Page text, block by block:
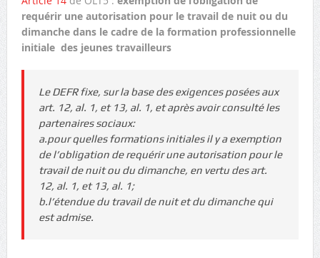
requérir une autorisation pour le travail de nuit ou du
dimanche dans le cadre de la formation professionnelle
initiale des jeunes travailleurs
Le DEFR fixe, sur la base des exigences posées aux
art. 12, al. 1, et 13, al. 1, et après avoir consulté les
partenaires sociaux:
a.pour quelles formations initiales il y a exemption
de l’obligation de requérir une autorisation pour le
travail de nuit ou du dimanche, en vertu des art.
12, al. 1, et 13, al. 1;
b.l’étendue du travail de nuit et du dimanche qui
est admise.